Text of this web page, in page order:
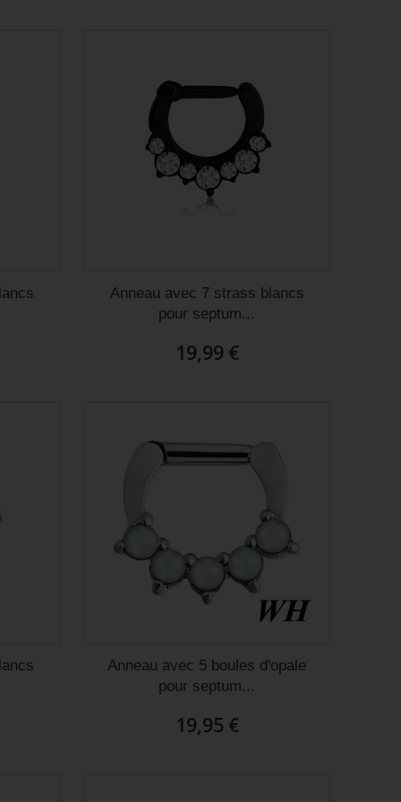
Anneau avec 7 strass blancs
pour septum...
19,99 €
Anneau avec 5 boules d'opale
pour septum...
19,95 €